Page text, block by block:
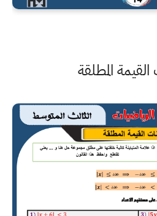
القيمة المطلقة